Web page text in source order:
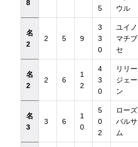
8
5
ウル
名
2
2 5 9
3
3
0
ユイノ
マチブ
セ
名
2
2 6
1
2
4
3
0
リリー
ジェー
ン
名
3
3 6
1
0
5
0
2
ローズ
バルサ
ム